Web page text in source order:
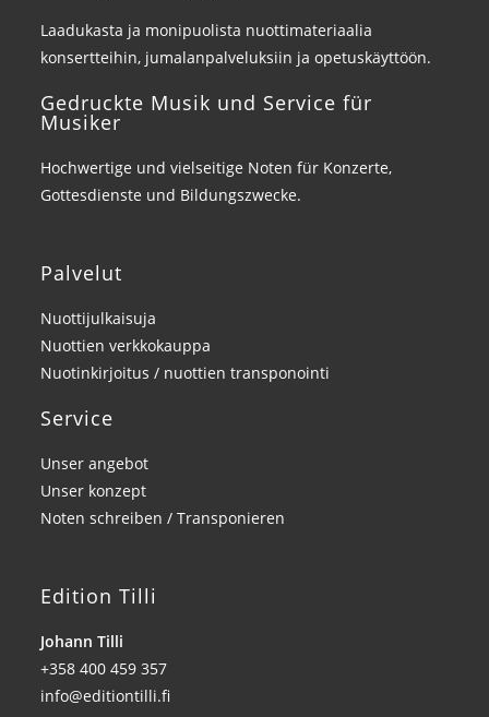
Laadukasta ja monipuolista nuottimateriaalia
konsertteihin, jumalanpalveluksiin ja opetuskäyttöön.
Gedruckte Musik und Service für
Musiker
Hochwertige und vielseitige Noten für Konzerte,
Gottesdienste und Bildungszwecke.
Palvelut
Nuottijulkaisuja
Nuottien verkkokauppa
Nuotinkirjoitus / nuottien transponointi
Service
Unser angebot
Unser konzept
Noten schreiben / Transponieren
Edition Tilli
Johann Tilli
+358 400 459 357
info@editiontilli.fi